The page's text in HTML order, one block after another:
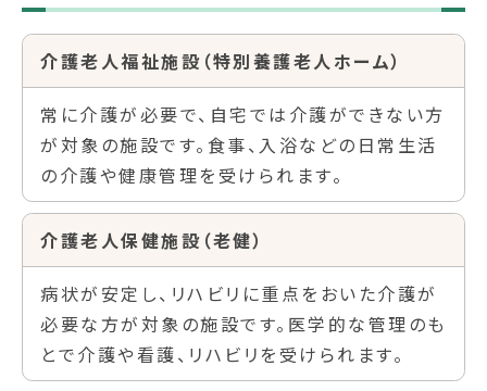
介護老人福祉施設（特別養護老人ホーム）
常に介護が必要で、自宅では介護ができない方
が対象の施設です。食事、入浴などの日常生活
の介護や健康管理を受けられます。
介護老人保健施設（老健）
病状が安定し、リハビリに重点をおいた介護が
必要な方が対象の施設です。医学的な管理のも
とで介護や看護、リハビリを受けられます。